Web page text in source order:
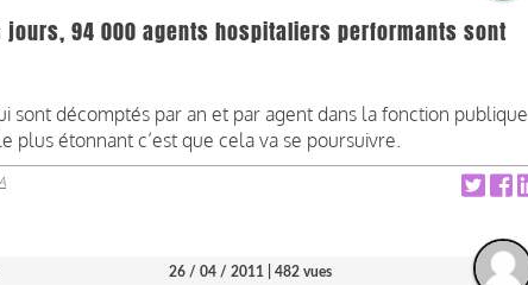
94 000 agents hospitaliers performants sont
sont décomptés par an et par agent dans la fonction publique
plus étonnant c’est que cela va se poursuivre.
26 / 04 / 2011 | 482 vues